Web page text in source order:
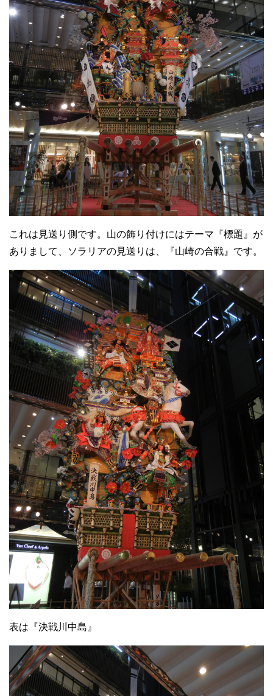
これは見送り側です。山の飾り付けにはテーマ『標題』が
ありまして、ソラリアの見送りは、『山崎の合戦』です。
表は『決戦川中島』